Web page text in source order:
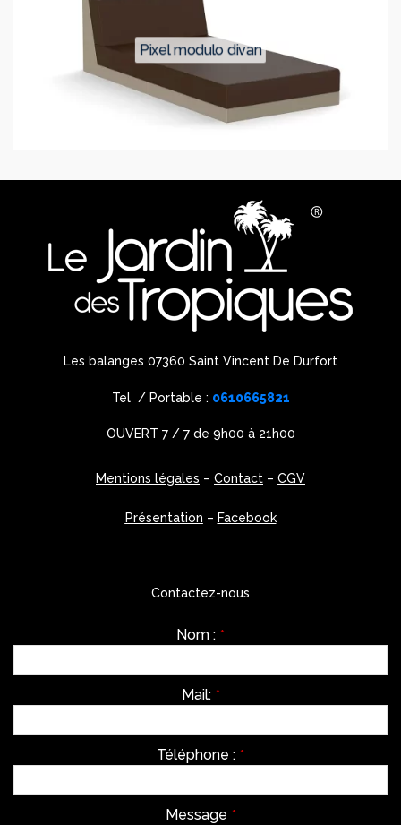
pixel modulo divan
Les balanges 07360 Saint Vincent De Durfort
Tel / Portable : 0610665821
OUVERT 7 / 7 de 9h00 à 21h00
Mentions légales – Contact – CGV
Présentation – Facebook
Contactez-nous
Nom : *
Mail: *
Téléphone : *
Message *